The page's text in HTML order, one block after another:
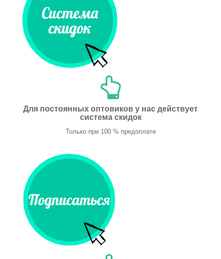
Для постоянных оптовиков у нас действует
система скидок
Только при 100 % предоплате